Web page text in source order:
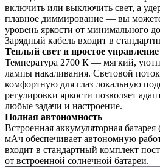
включить или выключить свет, а
плавное диммирование — вы
уровень яркости от минимального
Зарядный кабель входит в
Теплый свет и простое управление
Температура 2700 К — мягкий,
лампы накаливания. Световой поток
комфортную для глаз локальную
регулировки яркости позволяет
любые задачи и настроение.
Полная автономность
Встроенная аккумуляторная
мАч обеспечивает автономную
входит в стандартный комплект
от встроенной солнечной батареи.